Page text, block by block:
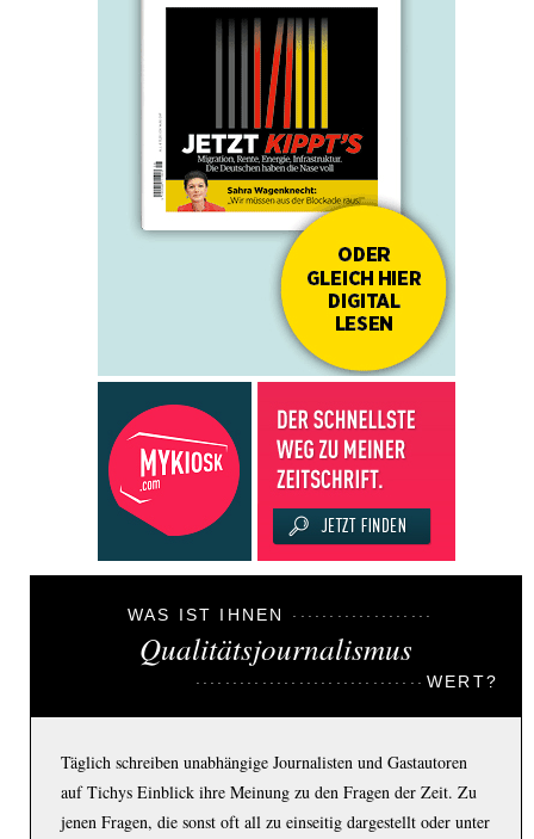
WAS IST IHNEN
Qualitätsjournalismus
WERT?
Täglich schreiben unabhängige Journalisten und Gastautoren
auf Tichys Einblick ihre Meinung zu den Fragen der Zeit. Zu
jenen Fragen, die sonst oft all zu einseitig dargestellt oder unter